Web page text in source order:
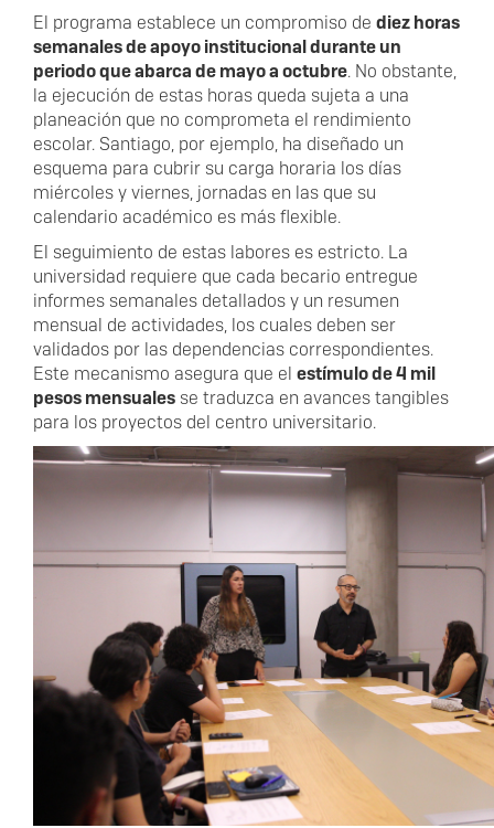
El programa establece un compromiso de diez horas
semanales de apoyo institucional durante un
periodo que abarca de mayo a octubre. No obstante,
la ejecución de estas horas queda sujeta a una
planeación que no comprometa el rendimiento
escolar. Santiago, por ejemplo, ha diseñado un
esquema para cubrir su carga horaria los días
miércoles y viernes, jornadas en las que su
calendario académico es más flexible.
El seguimiento de estas labores es estricto. La
universidad requiere que cada becario entregue
informes semanales detallados y un resumen
mensual de actividades, los cuales deben ser
validados por las dependencias correspondientes.
Este mecanismo asegura que el estímulo de 4 mil
pesos mensuales se traduzca en avances tangibles
para los proyectos del centro universitario.